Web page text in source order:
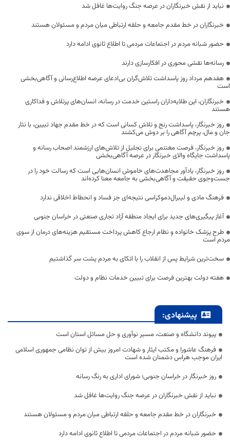
نباید از نقش خبرنگاران در عرصه جنگ روایت‌ها غافل شد
خبرنگاران در خط مقدم جامعه و حلقه ارتباطی میان مردم و مسئولان هستند
حضور شبانه مردم در اجتماعات مردمی تا اطلاع ثانوی ادامه دارد
رسانه‌ها نقشی محوری در افکارسازی دارند
هفدهم مرداد روز پاسداشت تلاش‌گران بی‌ادعای عرصه اطلاع‌رسانی و آگاهی‌بخشی
است
خبرنگاران، این طلایه‌داران راستین خدمت در رسانه، انسان‌های پرتلاش و فداکاری
هستند
روز خبرنگار، پاسداشت رنج و تلاش کسانی است که در خط مقدم جهاد تبیین، با نثار
جان و مال، پرچم آگاهی را بر دوش می‌کشند
روز خبرنگار، فرصت مغتنمی برای تجلیل از تلاش‌های ارزشمند اصحاب رسانه و
پاسداشت جایگاه والای خبرنگار در عرصه آگاهی‌بخشی
روز خبرنگار، یادآور مجاهدت‌های خاموش انسان‌هایی است که رسالت خود را در
جست‌وجوی حقیقت و آگاهی‌بخشی به جامعه معنا کرده‌اند
فرهنگ مادی و لیبرال‌دموکراسی نتیجه‌ای جز فساد و انحطاط اخلاقی ندارد
آغاز پیگیری‌های جدید برای ایجاد منطقه آزاد تجاری صنعتی در خراسان جنوبی
طرح پزشک خانواده و نظام ارجاع کاهش پرداخت مستقیم هزینه‌های درمان از سوی
مردم است
سخت‌ترین شرایط پس از انقلاب را با اتکای به مردم پشت سر گذاشتیم
هفته دولت بهترین فرصت برای تبیین خدمات نظام و دولت
پیشنهادی:
پیوند دانشگاه و صنعت، مسیر نوآوری و حل مسائل استان است
فرهنگ عاشورا و مکتب ایثار و شهادت امروز بیش از توان نظامی جمهوری اسلامی
ایران موجب هراس دشمنان شده است
روز خبرنگار در خراسان جنوبی؛ شورای اداری به رنگ رسانه
نباید از نقش خبرنگاران در عرصه جنگ روایت‌ها غافل شد
خبرنگاران در خط مقدم جامعه و حلقه ارتباطی میان مردم و مسئولان هستند
حضور شبانه مردم در اجتماعات مردمی تا اطلاع ثانوی ادامه دارد